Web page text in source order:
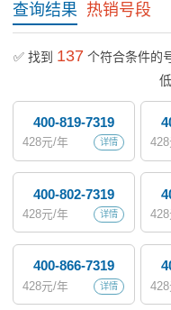
查询结果 热销号段
✅ 找到 137 个符合条件的
400-819-7319
详情
428元/年 428
400-802-7319
详情
428元/年 428
400-866-7319
详情
428元/年 428